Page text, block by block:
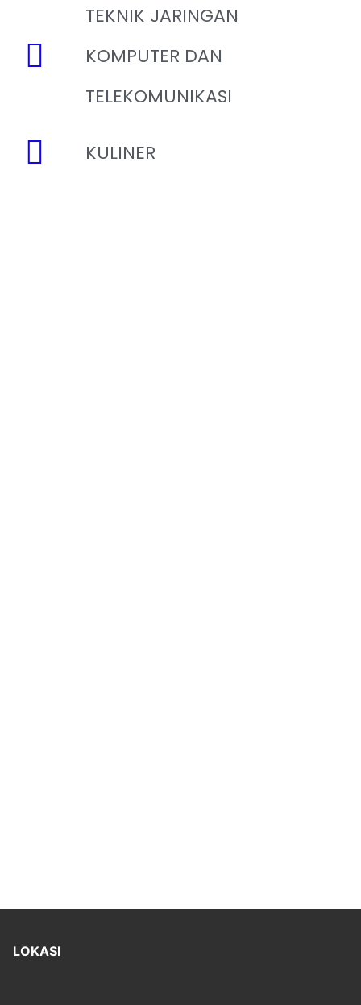
TEKNIK JARINGAN
KOMPUTER DAN
TELEKOMUNIKASI
KULINER
LOKASI